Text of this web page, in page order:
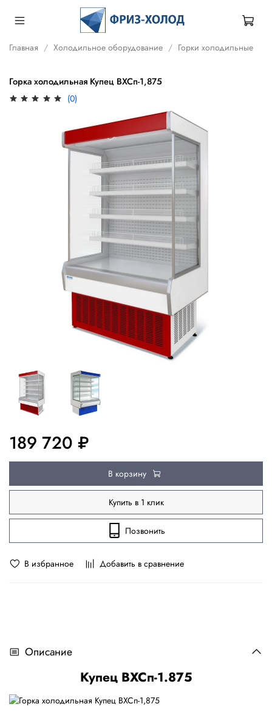
Главная Холодильное оборудование Горки холодильные
Горка холодильная Купец ВХСп-1,875
(0)
В избранное Добавить в сравнение
189 720 ₽
В корзину
Купить в 1 клик
Позвонить
Описание
Купец ВХСп-1.875